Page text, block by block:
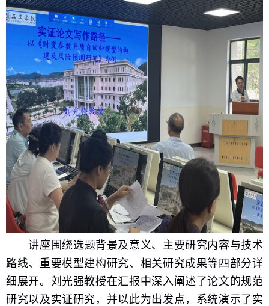
讲座围绕选题背景及意义、主要研究内容与技术
路线、重要模型建构研究、相关研究成果等四部分详
细展开。刘光强教授在汇报中深入阐述了论文的规范
研究以及实证研究，并以此为出发点，系统演示了实